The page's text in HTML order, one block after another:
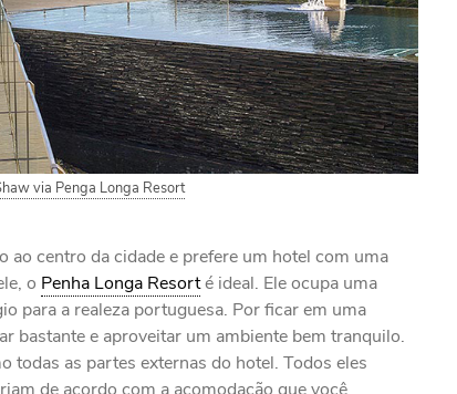
via Penga Longa Resort
centro da cidade e prefere um hotel com uma
o Penha Longa Resorté ideal. Ele ocupa uma
para a realeza portuguesa. Por ficar em uma
bastante e aproveitar um ambiente bem tranquilo.
todas as partes externas do hotel. Todos eles